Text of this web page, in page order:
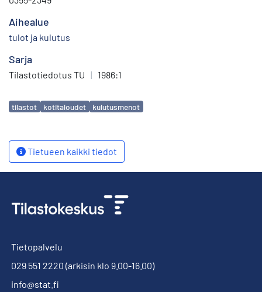
Aihealue
tulot ja kulutus
Sarja
Tilastotiedotus TU | 1986:1
Avainsanat
tilastot kotitaloudet kulutusmenot
Tietueen kaikki tiedot
Tietopalvelu
029 551 2220 (arkisin klo 9.00-16.00)
info@stat.fi